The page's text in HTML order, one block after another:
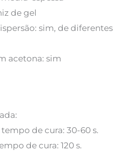
de gel
sim, de diferentes
acetona: sim
tempo de cura: 30-60 s.
de cura: 120 s.